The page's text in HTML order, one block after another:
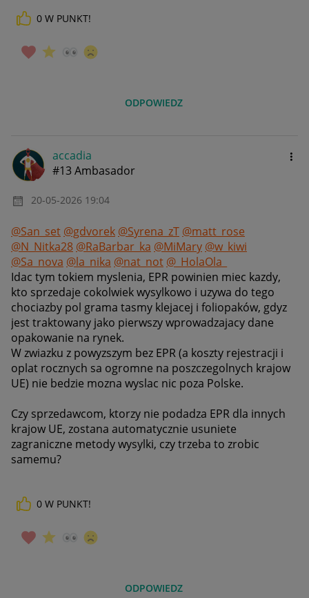
0 W PUNKT!
ODPOWIEDZ
accadia
#13 Ambasador
‎20-05-2026 19:04
@San_set @gdvorek @Syrena_zT @matt_rose
@N_Nitka28 @RaBarbar_ka @MiMary @w_kiwi
@Sa_nova @la_nika @nat_not @_HolaOla_
Idac tym tokiem myslenia, EPR powinien miec kazdy,
kto sprzedaje cokolwiek wysylkowo i uzywa do tego
chociazby pol grama tasmy klejacej i foliopaków, gdyz
jest traktowany jako pierwszy wprowadzajacy dane
opakowanie na rynek.
W zwiazku z powyzszym bez EPR (a koszty rejestracji i
oplat rocznych sa ogromne na poszczegolnych krajow
UE) nie bedzie mozna wyslac nic poza Polske.
Czy sprzedawcom, ktorzy nie podadza EPR dla innych
krajow UE, zostana automatycznie usuniete
zagraniczne metody wysylki, czy trzeba to zrobic
samemu?
0 W PUNKT!
ODPOWIEDZ